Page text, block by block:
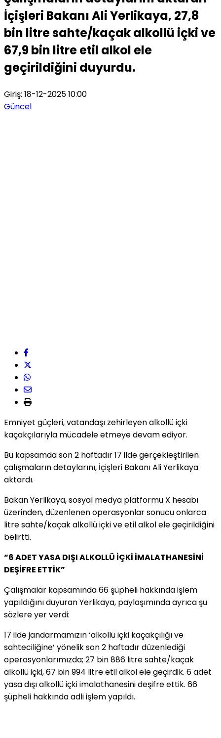
İçişleri Bakanı Ali Yerlikaya, 27,8
bin litre sahte/kaçak alkollü içki ve
67,9 bin litre etil alkol ele
geçirildiğini duyurdu.
Giriş: 18-12-2025 10:00
Güncel
Emniyet güçleri, vatandaşı zehirleyen alkollü içki
kaçakçılarıyla mücadele etmeye devam ediyor.
Bu kapsamda son 2 haftadır 17 ilde gerçekleştirilen
çalışmaların detaylarını, İçişleri Bakanı Ali Yerlikaya
aktardı.
Bakan Yerlikaya, sosyal medya platformu X hesabı
üzerinden, düzenlenen operasyonlar sonucu onlarca
litre sahte/kaçak alkollü içki ve etil alkol ele geçirildiğini
belirtti.
“6 ADET YASA DIŞI ALKOLLÜ İÇKİ İMALATHANESİNİ
DEŞİFRE ETTİK”
Çalışmalar kapsamında 66 şüpheli hakkında işlem
yapıldığını duyuran Yerlikaya, paylaşımında ayrıca şu
sözlere yer verdi:
17 ilde jandarmamızın ‘alkollü içki kaçakçılığı ve
sahteciliğine’ yönelik son 2 haftadır düzenlediği
operasyonlarımızda; 27 bin 886 litre sahte/kaçak
alkollü içki, 67 bin 994 litre etil alkol ele geçirdik. 6 adet
yasa dışı alkollü içki imalathanesini deşifre ettik. 66
şüpheli hakkında adli işlem yapıldı.